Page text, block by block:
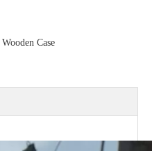
Case